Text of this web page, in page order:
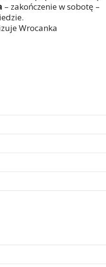
– zakończenie w sobotę –
Wrocanka